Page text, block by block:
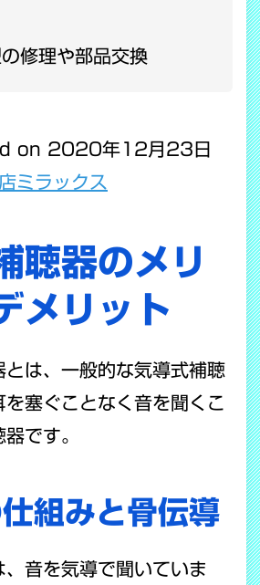
修理や部品交換
on 2020年12月23日
ミラックス
聴器のメリ
メリット
は、一般的な気導式補聴
塞ぐことなく音を聞くこ
です。
組みと骨伝導
音を気導で聞いていま